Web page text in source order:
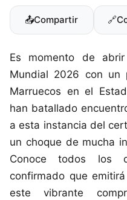
📤Compartir 🔗
Es momento de
Mundial 2026 con un
Marruecos en el
han batallado
a esta instancia del
un choque de mucha
Conoce todos los
confirmado que
este vibrante